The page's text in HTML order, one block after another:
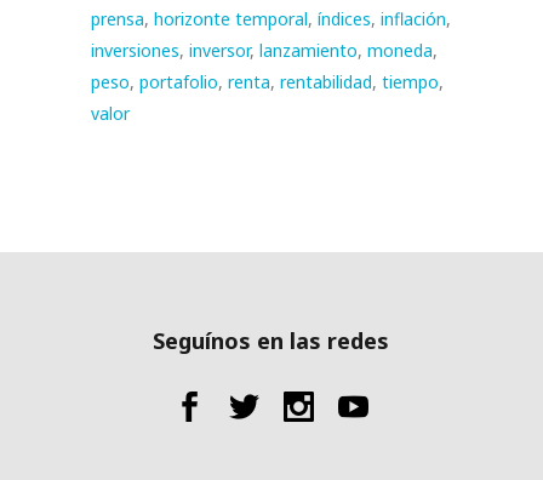
prensa, horizonte temporal, índices, inflación,
inversiones, inversor, lanzamiento, moneda,
peso, portafolio, renta, rentabilidad, tiempo,
valor
Seguínos en las redes